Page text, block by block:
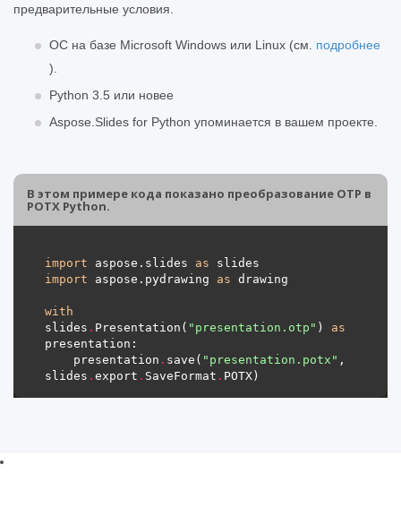
предварительные условия.
ОС на базе Microsoft Windows или Linux (см. подробнее
).
Python 3.5 или новее
Aspose.Slides for Python упоминается в вашем проекте.
В этом примере кода показано преобразование OTP в
POTX Python.
import aspose.slides as
import aspose.pydrawing as
with
slides . Presentation( "presentation.otp" ) as
    presentation
. save( "presentation.potx" ,
slides . export . SaveFormat .